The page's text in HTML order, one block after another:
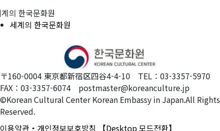
의 한국문화원
세계의 한국문화원
〒160-0004 東京都新宿区四谷4-4-10 TEL：03-3357-5970
FAX：03-3357-6074 postmaster@koreanculture.jp
©Korean Cultural Center Korean Embassy in Japan.All Rights
Reserved.
이용약관・개인정보보호방침
【Desktop 모드전환】